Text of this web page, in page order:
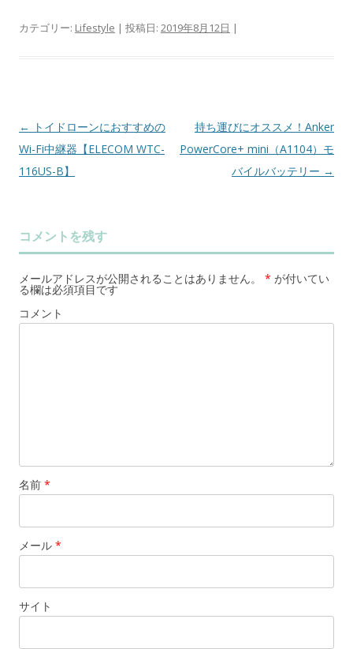
カテゴリー: Lifestyle | 投稿日: 2019年8月12日 |
投
稿
ナ
ー
ョ
ン
← トイドローンにおすすめの
Wi-Fi中継器【ELECOM WTC-
116US-B】
持ち運びにオススメ！Anker
PowerCore+ mini（A1104）モ
バイルバッテリー →
コメントを残す
メールアドレスが公開されることはありません。 * が付いてい
る欄は必須項目です
コメント
名前 *
メール *
サイト